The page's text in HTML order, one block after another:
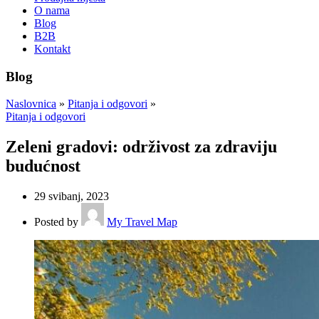
O nama
Blog
B2B
Kontakt
Blog
Naslovnica » Pitanja i odgovori »
Pitanja i odgovori
Zeleni gradovi: održivost za zdraviju
budućnost
29 svibanj, 2023
Posted by My Travel Map